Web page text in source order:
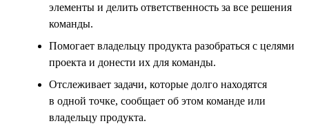
элементы и делить ответственность за все решения
команды.
Помогает владельцу продукта разобраться с целями
проекта и донести их для команды.
Отслеживает задачи, которые долго находятся
в одной точке, сообщает об этом команде или
владельцу продукта.